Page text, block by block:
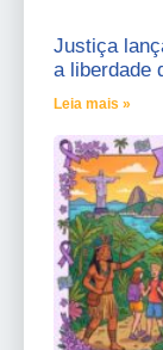
Justiça
a liberdade
Leia mais »